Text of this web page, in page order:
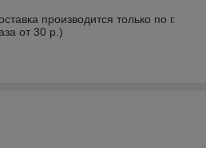
производится только по г.
от 30 р.)